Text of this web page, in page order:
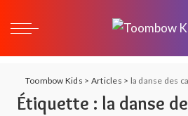
Toombow Kids > Articles > la danse des
Étiquette : la danse